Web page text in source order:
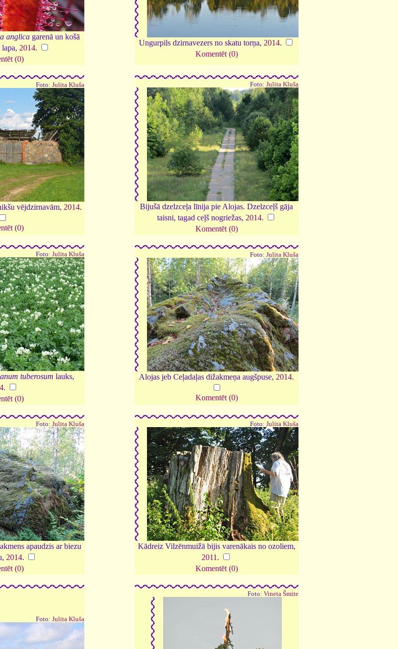
anglica garenā un košā
2014.
(0)
Ungurpils dzirnavezers no skatu torņa, 2014.
Komentēt (0)
Foto: Julita Kluša
vējdzirnavām, 2014.
(0)
Foto: Julita Kluša
Bijušā dzelzceļa līnija pie Alojas. Dzelzceļš gāja
taisni, tagad ceļš nogriežas, 2014.
Komentēt (0)
Foto: Julita Kluša
tuberosum lauks,
.
(0)
Foto: Julita Kluša
Alojas jeb Ceļadaļas dižakmeņa augšpuse, 2014.
Komentēt (0)
Foto: Julita Kluša
apaudzis ar biezu
2014.
(0)
Foto: Julita Kluša
Kādreiz Vilzēnmuižā bijis varenākais no ozoliem,
2011 .
Komentēt (0)
Foto: Julita Kluša
Foto: Vineta Šmite